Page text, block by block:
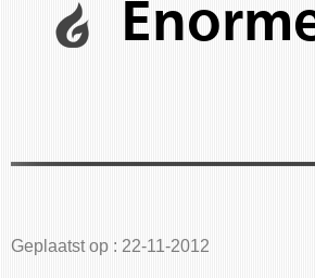
Geplaatst op : 22-11-2012